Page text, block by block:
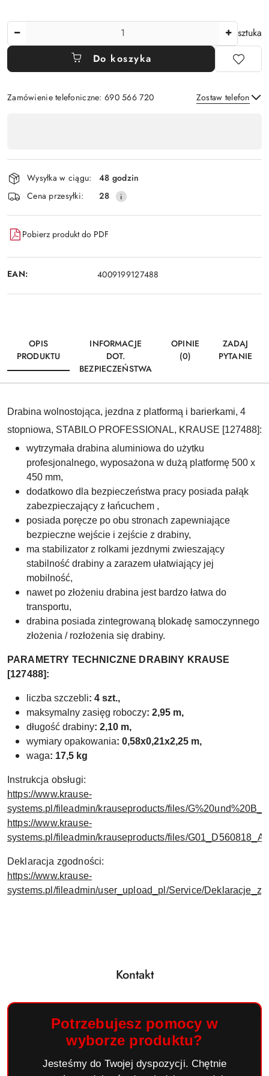
sztuka
Do koszyka
Zamówienie telefoniczne: 690 566 720 Zostaw telefon
płatność
i
dostawa
Wysyłka w ciągu:
48 godzin
Cena przesyłki:
28
Pobierz produkt do PDF
EAN: 4009199127488
OPIS
PRODUKTU
INFORMACJE
DOT.
BEZPIECZEŃSTWA
OPINIE
(0)
ZADAJ
PYTANIE
Drabina wolnostojąca, jezdna z platformą i barierkami, 4
stopniowa, STABILO PROFESSIONAL, KRAUSE [127488]:
wytrzymała drabina aluminiowa do użytku
profesjonalnego, wyposażona w dużą platformę 500 x
450 mm,
dodatkowo dla bezpieczeństwa pracy posiada pałąk
zabezpieczający z łańcuchem ,
posiada poręcze po obu stronach zapewniające
bezpieczne wejście i zejście z drabiny,
ma stabilizator z rolkami jezdnymi zwieszający
stabilność drabiny a zarazem ułatwiający jej
mobilność,
nawet po złożeniu drabina jest bardzo łatwa do
transportu,
drabina posiada zintegrowaną blokadę samoczynnego
złożenia / rozłożenia się drabiny.
PARAMETRY TECHNICZNE DRABINY KRAUSE
[127488]:
liczba szczebli: 4 szt.,
maksymalny zasięg roboczy: 2,95 m,
długość drabiny: 2,10 m,
wymiary opakowania: 0,58x0,21x2,25 m,
waga: 17,5 kg
Instrukcja obsługi:
https://www.krause-
systems.pl/fileadmin/krauseproducts/files/
https://www.krause-
systems.pl/fileadmin/krauseproducts/files/
Deklaracja zgodności:
https://www.krause-
systems.pl/fileadmin/user_upload_pl/Service/
Kontakt
Potrzebujesz pomocy w
wyborze produktu?
Jesteśmy do Twojej dyspozycji. Chętnie